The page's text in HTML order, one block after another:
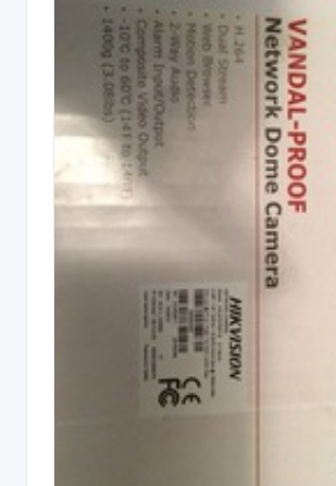
Видеонаблюдение под ключ в
Алматы
11/04/2016 13:42
Системы видеонаблюдения
Казахстан, Алматы